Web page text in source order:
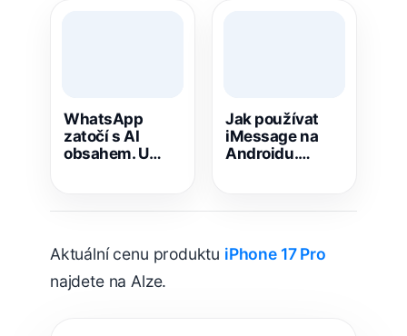
WhatsApp
zatočí s AI
obsahem. U
Jak používat
iMessage na
Androidu.
Aktuální cenu produktu iPhone 17 Pro
najdete na Alze.